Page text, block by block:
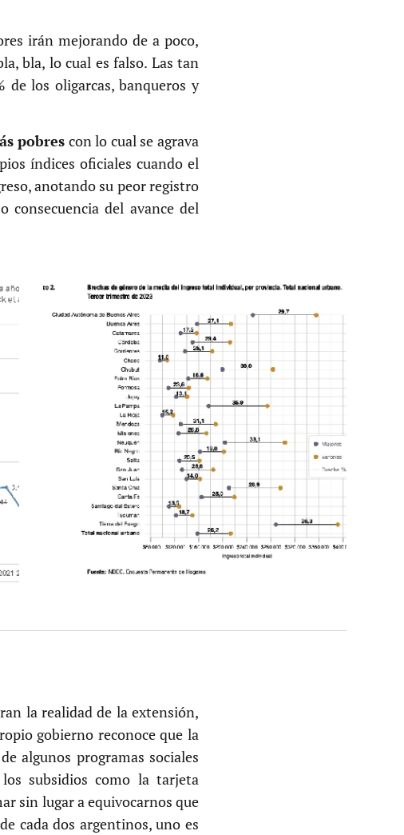
irán mejorando de a poco,
bla, lo cual es falso. Las tan
los oligarcas, banqueros y
pobres con lo cual se agrava
índices oficiales cuando el
anotando su peor registro
del avance del
la realidad de la extensión,
gobierno reconoce que la
algunos programas sociales
subsidios como la tarjeta
sin lugar a equivocarnos que
cada dos argentinos, uno es